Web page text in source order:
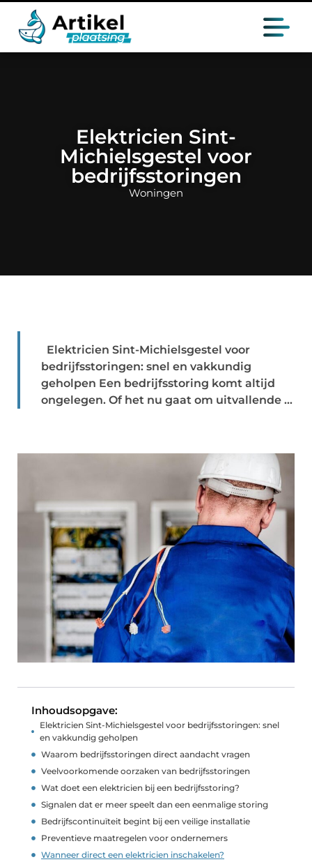
Elektricien Sint-
Michielsgestel voor
bedrijfsstoringen
Woningen
Elektricien Sint-Michielsgestel voor
bedrijfsstoringen: snel en vakkundig
geholpen Een bedrijfsstoring komt altijd
ongelegen. Of het nu gaat om uitvallende ...
Inhoudsopgave:
Elektricien Sint-Michielsgestel voor bedrijfsstoringen: snel
en vakkundig geholpen
Waarom bedrijfsstoringen direct aandacht vragen
Veelvoorkomende oorzaken van bedrijfsstoringen
Wat doet een elektricien bij een bedrijfsstoring?
Signalen dat er meer speelt dan een eenmalige storing
Bedrijfscontinuïteit begint bij een veilige installatie
Preventieve maatregelen voor ondernemers
Wanneer direct een elektricien inschakelen?